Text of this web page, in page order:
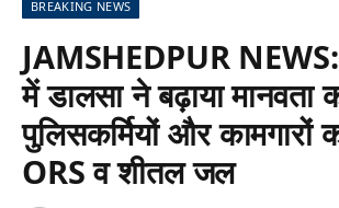
BREAKING NEWS
JAMSHEDPUR NEWS:
में डालसा ने बढ़ाया मानवता
पुलिसकर्मियों और कामगारों
ORS व शीतल जल